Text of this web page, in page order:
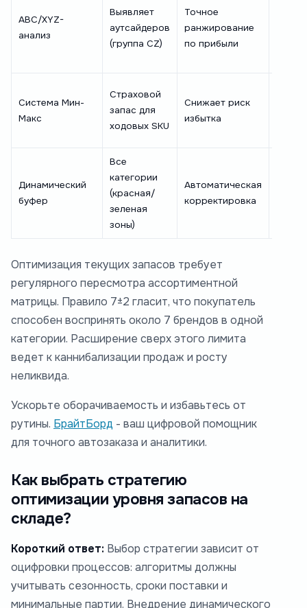
ABC/XYZ-
анализ
Выявляет
аутсайдеров
(группа CZ)
Точное
ранжирование
по прибыли
Система Мин-
Макс
Страховой
запас для
ходовых SKU
Снижает риск
избытка
Динамический
буфер
Все
категории
(красная/
зеленая
зоны)
Автоматическая
корректировка
Оптимизация текущих запасов требует
регулярного пересмотра ассортиментной
матрицы. Правило 7±2 гласит, что покупатель
способен воспринять около 7 брендов в одной
категории. Расширение сверх этого лимита
ведет к каннибализации продаж и росту
неликвида.
Ускорьте оборачиваемость и избавьтесь от
рутины. БрайтБорд - ваш цифровой помощник
для точного автозаказа и аналитики.
Как выбрать стратегию
оптимизации уровня запасов на
складе?
Короткий ответ: Выбор стратегии зависит от
оцифровки процессов: алгоритмы должны
учитывать сезонность, сроки поставки и
минимальные партии. Внедрение динамического